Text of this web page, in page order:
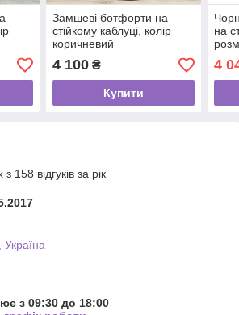
Замшеві ботфорти на
стійкому каблуці, колір
коричневий
4 100₴
Купити
на
4
158 відгуків за рік
Україна
з 09:30 до 18:00